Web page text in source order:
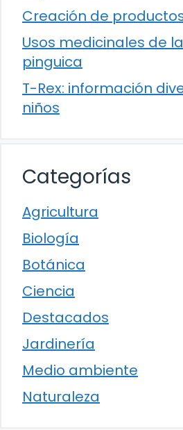
Creación de
Usos medicinales de
pinguica
T-Rex: información
niños
Categorías
Agricultura
Biología
Botánica
Ciencia
Destacados
Jardinería
Medio ambiente
Naturaleza